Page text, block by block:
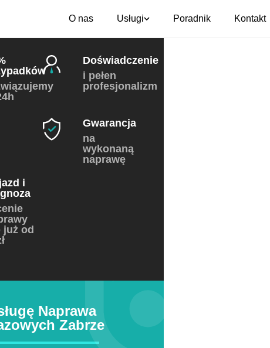
O nas Usługi Poradnik Kontakt
Doświadczenie
i pełen
profesjonalizm
Gwarancja
na
wykonaną
naprawę
i
już od
Naprawa
Zabrze